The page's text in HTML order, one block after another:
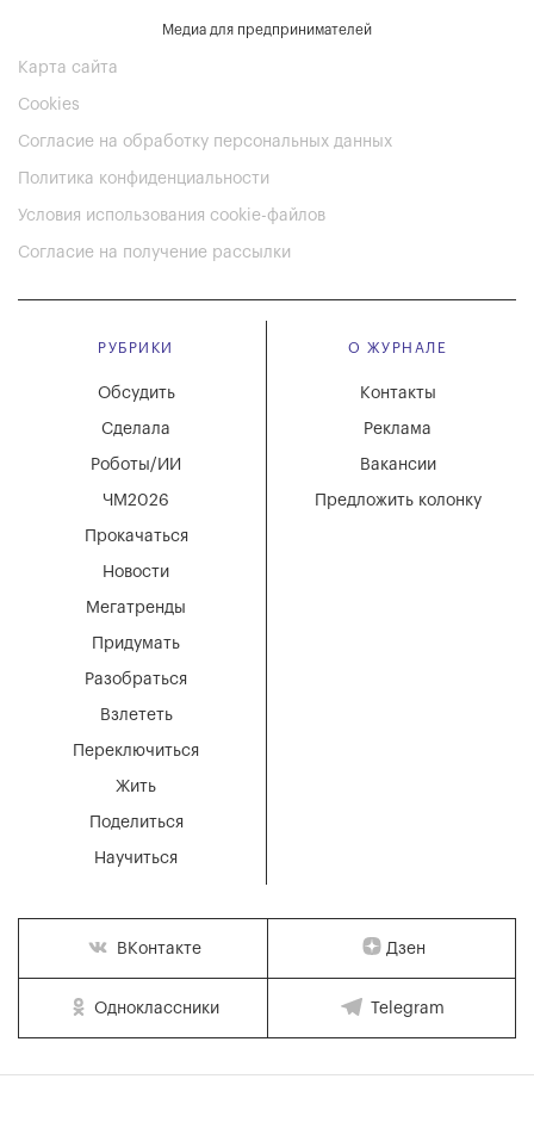
Медиа для предпринимателей
Карта сайта
Cookies
Согласие на обработку персональных данных
Политика конфиденциальности
Условия использования cookie-файлов
Согласие на получение рассылки
РУБРИКИ
Мегатренды
Придумать
Разобраться
Взлететь
Новости
Переключиться
Жить
Поделиться
Научиться
Обсудить
Сделала
Роботы/ИИ
ЧМ2026
Прокачаться
О ЖУРНАЛЕ
Вакансии
Реклама
Контакты
Предложить колонку
ВКонтакте Дзен
Одноклассники Telegram